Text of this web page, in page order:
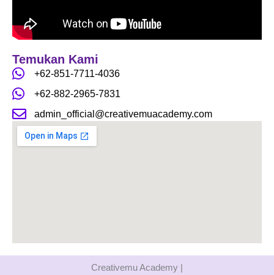
o
k
r
a
Temukan Kami
+62-851-7711-4036
+62-882-2965-7831
admin_official@creativemuacademy.com
Creativemu Academy |